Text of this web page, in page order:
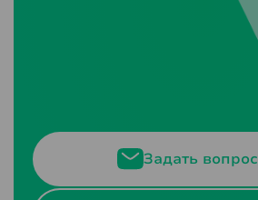
Задать вопрос